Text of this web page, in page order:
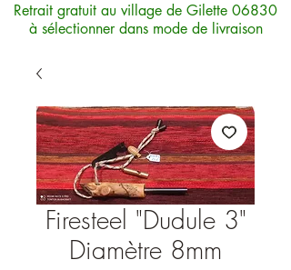
Retrait gratuit au village de Gilette 06830
à sélectionner dans mode de livraison
Firesteel "Dudule 3"
Diamètre 8mm